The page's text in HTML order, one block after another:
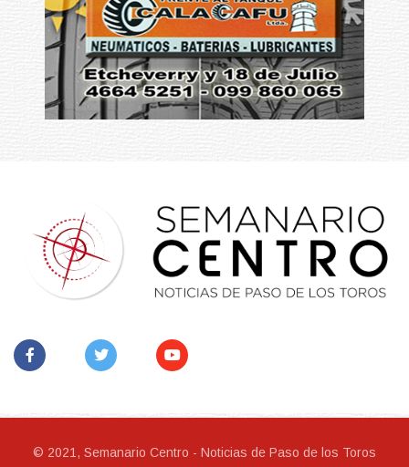
© 2021, Semanario Centro - Noticias de Paso de los Toros